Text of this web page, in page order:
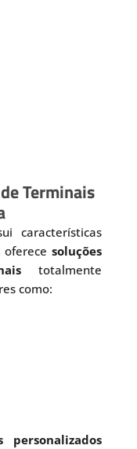
Terminais
características
oferecesoluções
totalmente
como:
personalizados